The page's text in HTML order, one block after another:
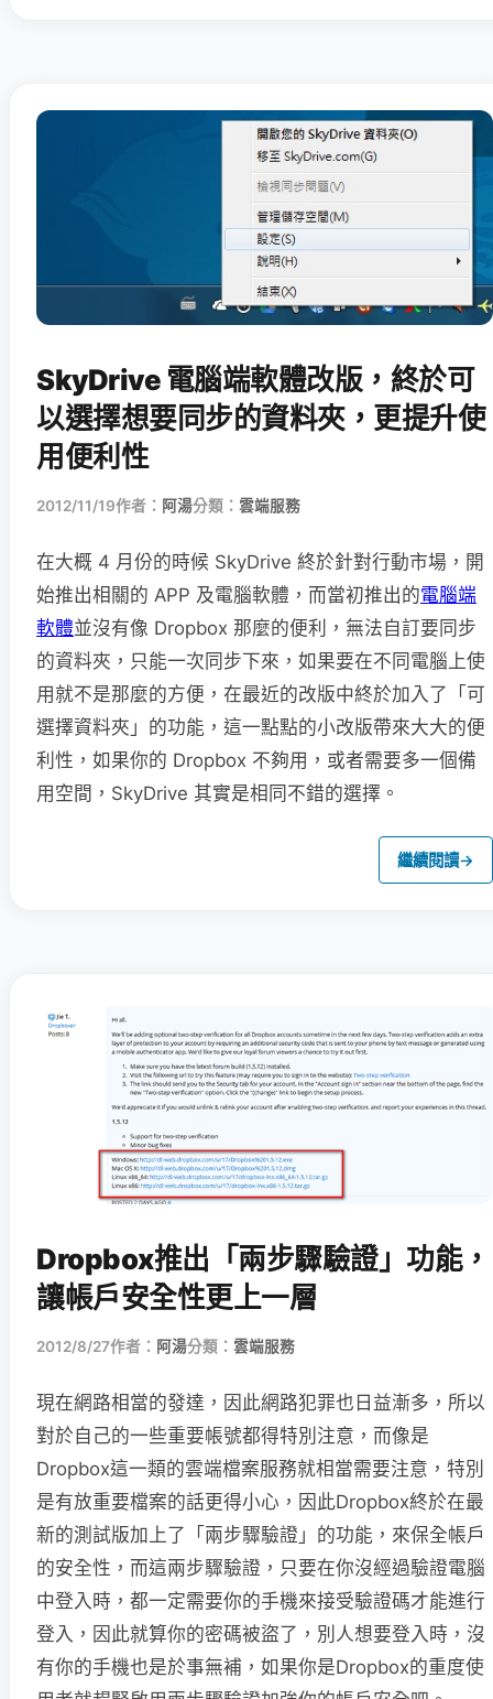
SkyDrive 電腦端軟體改版，終於可
以選擇想要同步的資料夾，更提升使
用便利性
2012/11/19作者： 阿湯分類： 雲端服務
在大概 4 月份的時候 SkyDrive 終於針對行動市場，開
始推出相關的 APP 及電腦軟體，而當初推出的電腦端
軟體並沒有像 Dropbox 那麼的便利，無法自訂要同步
的資料夾，只能一次同步下來，如果要在不同電腦上使
用就不是那麼的方便，在最近的改版中終於加入了「可
選擇資料夾」的功能，這一點點的小改版帶來大大的便
利性，如果你的 Dropbox 不夠用，或者需要多一個備
用空間，SkyDrive 其實是相同不錯的選擇。
繼續閱讀→
Dropbox推出「兩步驟驗證」功能，
讓帳戶安全性更上一層
2012/8/27作者： 阿湯分類： 雲端服務
現在網路相當的發達，因此網路犯罪也日益漸多，所以
對於自己的一些重要帳號都得特別注意，而像是
Dropbox這一類的雲端檔案服務就相當需要注意，特別
是有放重要檔案的話更得小心，因此Dropbox終於在最
新的測試版加上了「兩步驟驗證」的功能，來保全帳戶
的安全性，而這兩步驟驗證，只要在你沒經過驗證電腦
中登入時，都一定需要你的手機來接受驗證碼才能進行
登入，因此就算你的密碼被盜了，別人想要登入時，沒
有你的手機也是於事無補，如果你是Dropbox的重度使